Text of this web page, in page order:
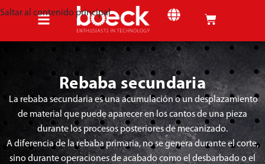
Saltar al contenido principal
Rebaba secundaria
La rebaba secundaria es una acumulación o un desplazamiento
de material que puede aparecer en los cantos de una pieza
durante los procesos posteriores de mecanizado.
A diferencia de la rebaba primaria, no se genera durante el corte,
sino durante operaciones de acabado como el desbarbado o el